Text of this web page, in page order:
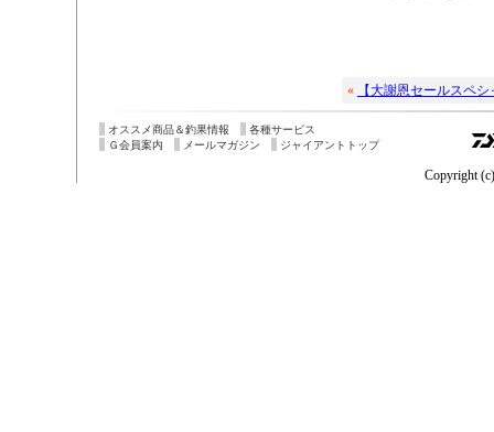
« 【大謝恩セールスペ
オススメ商品＆釣果情報
各種サービス
Ｇ会員案内
メールマガジン ジャイアントトップ
Copyright